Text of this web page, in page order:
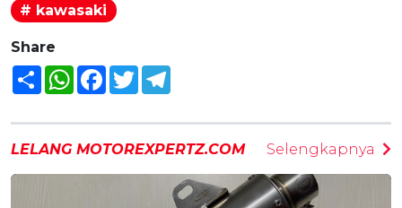
# kawasaki
Share
Share WhatsAppFacebook
Twitter
LELANG MOTOREXPERTZ.COM Selengkapnya